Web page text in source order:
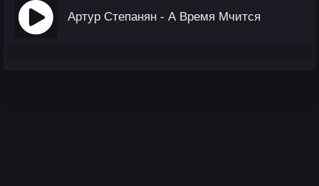
Артур Степанян - А Время Мчится